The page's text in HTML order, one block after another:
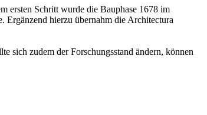
ersten Schritt wurde die Bauphase 1678 im
Ergänzend hierzu übernahm die Architectura
sich zudem der Forschungsstand ändern, können